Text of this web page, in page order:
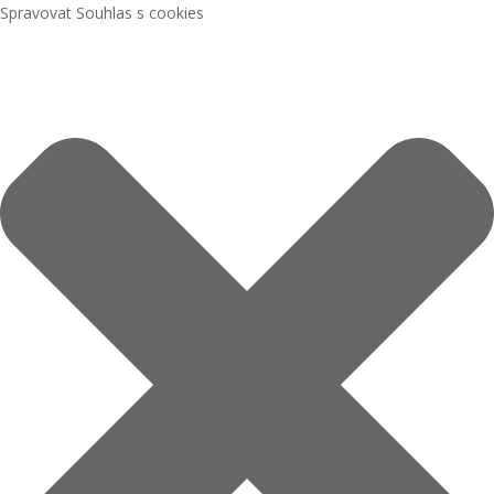
Spravovat Souhlas s cookies